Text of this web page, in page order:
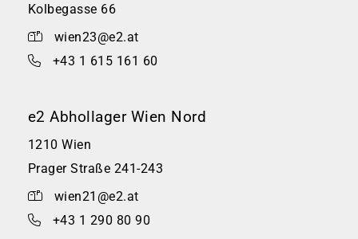
Kolbegasse 66
wien23@e2.at
+43 1 615 161 60
e2 Abhollager Wien Nord
1210 Wien
Prager Straße 241-243
wien21@e2.at
+43 1 290 80 90